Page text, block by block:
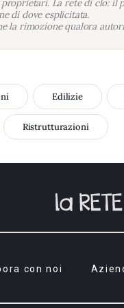
La rete di clo: il
di dove esplicitata.
la rimozione qualora
Edilizie
Ristrutturazioni
con noi